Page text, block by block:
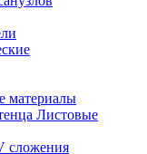
материалы
Листовые
сложения